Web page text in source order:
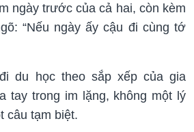
ngày trước của cả hai, còn kèm
“Nếu ngày ấy cậu đi cùng tớ
du học theo sắp xếp của gia
tay trong im lặng, không một lý
câu tạm biệt.